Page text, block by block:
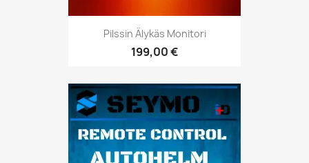
Pilssin Älykäs Monitori
199,00 €